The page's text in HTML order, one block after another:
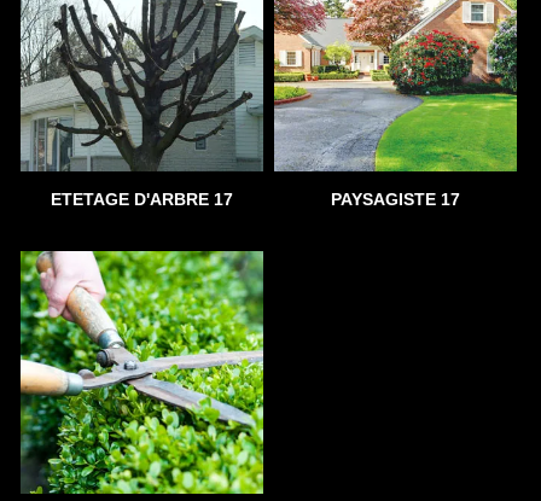
ETETAGE D'ARBRE 17 PAYSAGISTE 17